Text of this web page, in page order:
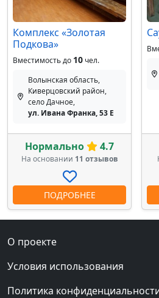
Комплекс «Золотая
Подкова»
Вместимость до 10чел.
Волынская область,
Киверцовский район,
село Дачное,
ул. Ивана Франка, 53 E
Нормально 4.7
На основании 11 отзывов
ПОДРОБНЕЕ
О проекте
Условия использования
Политика